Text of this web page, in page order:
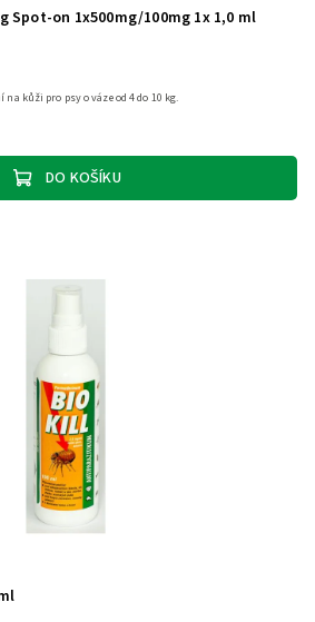
Spot-on 1x500mg/100mg 1x 1,0 ml
DO KOŠÍKU
kůži pro psy o váze od 4 do 10 kg.